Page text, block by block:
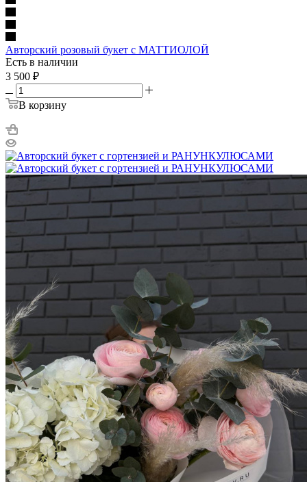
Авторский розовый букет с МАТТИОЛОЙ
Есть в наличии
3 500 ₽
В корзину